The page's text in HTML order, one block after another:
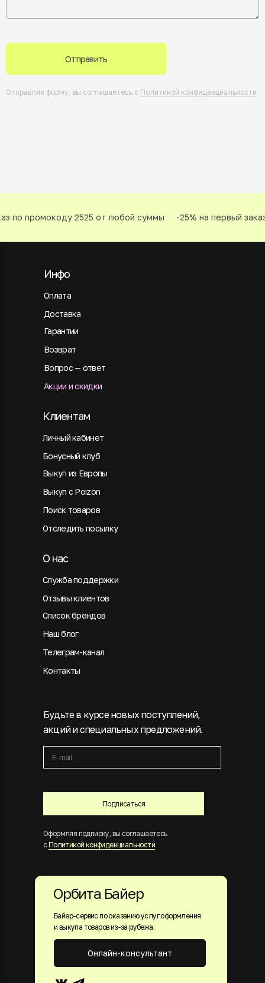
Отправить
Отправляя форму, вы соглашаетесь с Политикой конфиденциальности.
по промокоду 2525 от любой суммы -25% на первый
Оплата
Инфо
Подписаться
Будьте в курсе новых поступлений,
акций и специальных предложений.
Оформляя подписку, вы соглашаетесь
с Политикой конфиденциальности.
Доставка
Гарантии
Возврат
Вопрос — ответ
Акции и скидки
Личный кабинет
Клиентам
Бонусный клуб
Выкуп из Европы
Выкуп с Poizon
Поиск товаров
Отследить посылку
Служба поддержки
О нас
Отзывы клиентов
Список брендов
Наш блог
Телеграм-канал
Контакты
Байер-сервис по оказанию услуг оформления
и выкупа товаров из-за рубежа.
Онлайн-консультант
Орбита Байер